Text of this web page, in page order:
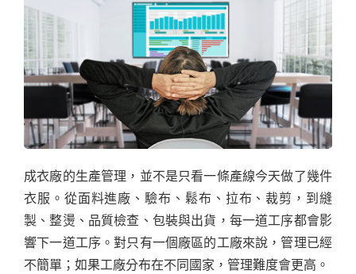
成衣廠的生產管理，並不是只看一條產線今天做了幾件
衣服。從面料進廠、驗布、鬆布、拉布、裁剪，到縫
製、整燙、品質檢查、包裝與出貨，每一道工序都會影
響下一道工序。對只有一個廠區的工廠來說，管理已經
不簡單；如果工廠分布在不同國家，管理難度會更高。